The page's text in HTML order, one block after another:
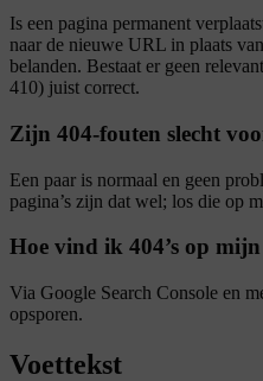
Is een pagina permanent
naar de nieuwe URL in plaats
belanden. Bestaat er geen
410) juist correct.
Zijn 404-fouten slecht
Een paar is normaal en geen
pagina’s zijn dat wel; los die op
Hoe vind ik 404’s op mijn
Via Google Search Console en
opsporen.
Voettekst